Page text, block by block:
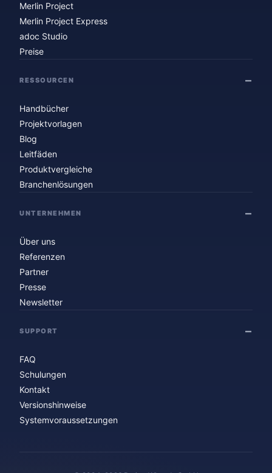
Merlin Project
Merlin Project Express
adoc Studio
Preise
RESSOURCEN
Handbücher
Projektvorlagen
Blog
Leitfäden
Produktvergleiche
Branchenlösungen
UNTERNEHMEN
Über uns
Referenzen
Partner
Presse
Newsletter
SUPPORT
FAQ
Schulungen
Kontakt
Versionshinweise
Systemvoraussetzungen